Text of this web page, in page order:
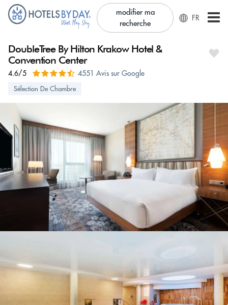
modifier ma
recherche
FR
DoubleTree By Hilton Krakow Hotel &
Convention Center
4.6/5 4551 Avis sur Google
Sélection De Chambre